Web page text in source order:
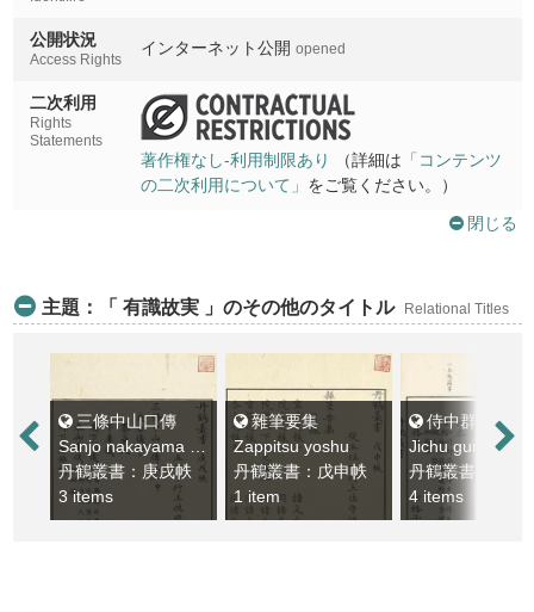
公開状況
Access Rights
インターネット公開 opened
二次利用
Rights
Statements
著作権なし-利用制限あり （詳細は 「コンテンツ
の二次利用について」 をご覧ください。）
閉じる
主題：「 有識故実 」のその他のタイトル Relational Titles
三條中山口傳
Sanjo nakayama kuden
丹鶴叢書：庚戌帙
3 items
雜筆要集
Zappitsu yoshu
丹鶴叢書：戊申帙
1 item
侍中群要
Jichu gunyo
丹鶴叢書：己酉
4 items